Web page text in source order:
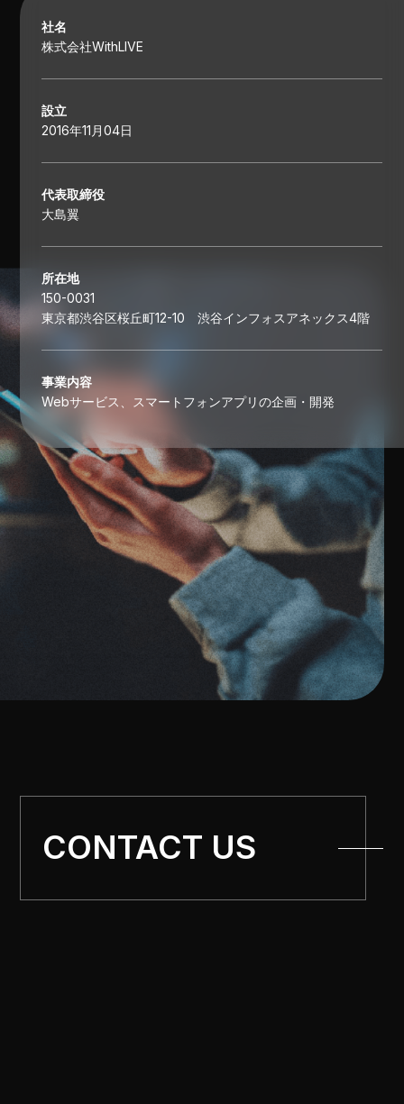
社名
株式会社WithLIVE
設立
2016年11月04日
代表取締役
大島翼
所在地
150-0031
東京都渋谷区桜丘町12-10 渋谷インフォスアネックス4階
事業内容
Webサービス、スマートフォンアプリの企画・開発
CONTACT US